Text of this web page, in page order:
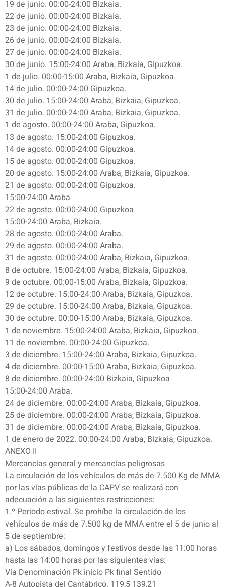
19 de junio. 00:00-24:00 Bizkaia.
22 de junio. 00:00-24:00 Bizkaia.
23 de junio. 00:00-24:00 Bizkaia.
26 de junio. 00:00-24:00 Bizkaia.
27 de junio. 00:00-24:00 Bizkaia.
30 de junio. 15:00-24:00 Araba, Bizkaia, Gipuzkoa.
1 de julio. 00:00-15:00 Araba, Bizkaia, Gipuzkoa.
14 de julio. 00:00-24:00 Gipuzkoa.
30 de julio. 15:00-24:00 Araba, Bizkaia, Gipuzkoa.
31 de julio. 00:00-24:00 Araba, Bizkaia, Gipuzkoa.
1 de agosto. 00:00-24:00 Araba, Gipuzkoa.
13 de agosto. 15:00-24:00 Gipuzkoa.
14 de agosto. 00:00-24:00 Gipuzkoa.
15 de agosto. 00:00-24:00 Gipuzkoa.
20 de agosto. 15:00-24:00 Araba, Bizkaia, Gipuzkoa.
21 de agosto. 00:00-24:00 Gipuzkoa.
15:00-24:00 Araba
22 de agosto. 00:00-24:00 Gipuzkoa
15:00-24:00 Araba, Bizkaia.
28 de agosto. 00:00-24:00 Araba.
29 de agosto. 00:00-24:00 Araba.
31 de agosto. 00:00-24:00 Araba, Bizkaia, Gipuzkoa.
8 de octubre. 15:00-24:00 Araba, Bizkaia, Gipuzkoa.
9 de octubre. 00:00-15:00 Araba, Bizkaia, Gipuzkoa.
12 de octubre. 15:00-24:00 Araba, Bizkaia, Gipuzkoa.
29 de octubre. 15:00-24:00 Araba, Bizkaia, Gipuzkoa.
30 de octubre. 00:00-15:00 Araba, Bizkaia, Gipuzkoa.
1 de noviembre. 15:00-24:00 Araba, Bizkaia, Gipuzkoa.
11 de noviembre. 00:00-24:00 Gipuzkoa.
3 de diciembre. 15:00-24:00 Araba, Bizkaia, Gipuzkoa.
4 de diciembre. 00:00-15:00 Araba, Bizkaia, Gipuzkoa.
8 de diciembre. 00:00-24:00 Bizkaia, Gipuzkoa
15:00-24:00 Araba.
24 de diciembre. 00:00-24:00 Araba, Bizkaia, Gipuzkoa.
25 de diciembre. 00:00-24:00 Araba, Bizkaia, Gipuzkoa.
31 de diciembre. 00:00-24:00 Araba, Bizkaia, Gipuzkoa.
1 de enero de 2022. 00:00-24:00 Araba, Bizkaia, Gipuzkoa.
ANEXO II
Mercancías general y mercancías peligrosas
La circulación de los vehículos de más de 7.500 Kg de MMA
por las vías públicas de la CAPV se realizará con
adecuación a las siguientes restricciones:
1.º Periodo estival. Se prohíbe la circulación de los
vehículos de más de 7.500 kg de MMA entre el 5 de junio al
5 de septiembre:
a) Los sábados, domingos y festivos desde las 11:00 horas
hasta las 14:00 horas por las siguientes vías:
Vía Denominación Pk inicio Pk final Sentido
A-8 Autopista del Cantábrico. 119,5 139,21